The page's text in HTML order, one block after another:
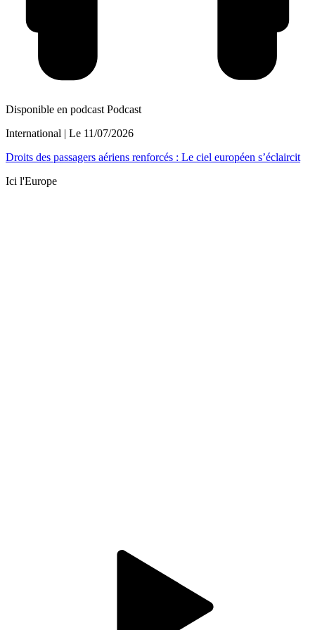
Disponible en podcast Podcast
International | Le 11/07/2026
Droits des passagers aériens renforcés : Le ciel européen s’éclaircit
Ici l'Europe